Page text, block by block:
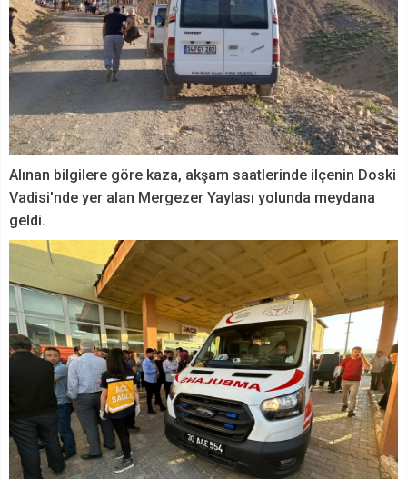
Alınan bilgilere göre kaza, akşam saatlerinde ilçenin Doski
Vadisi'nde yer alan Mergezer Yaylası yolunda meydana
geldi.